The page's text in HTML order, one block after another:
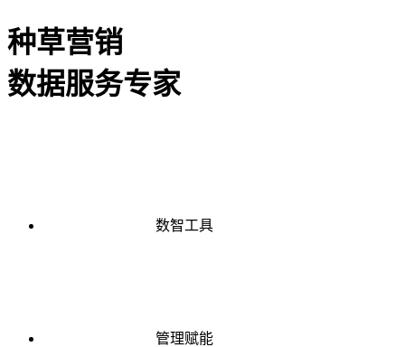
种草营销
数据服务专家
数智工具
管理赋能